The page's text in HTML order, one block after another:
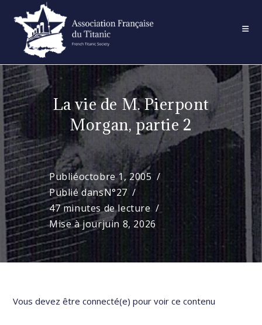
content
La vie de M. Pierpont
Morgan, partie 2
Publiéoctobre 1, 2005
Publié dansN°27
47 minutes de lecture
Mise à jourjuin 8, 2026
Vous devez être connecté(e) pour voir ce contenu